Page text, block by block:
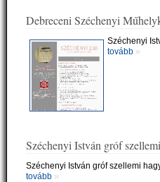
Debreceni Széchenyi
Széchenyi
tovább »
Széchenyi István gróf
Széchenyi István gróf szellemi
tovább »